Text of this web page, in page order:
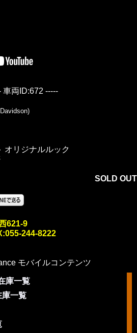
車両ID:672 -----
オリジナルルック
SOLD OUT
621-9
244-8222
モバイルコンテンツ
庫一覧
庫一覧